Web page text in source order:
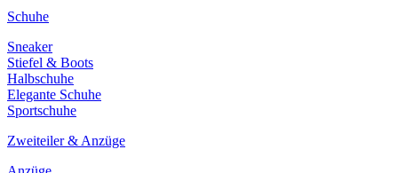
Schuhe
Sneaker
Stiefel & Boots
Halbschuhe
Elegante Schuhe
Sportschuhe
Zweiteiler & Anzüge